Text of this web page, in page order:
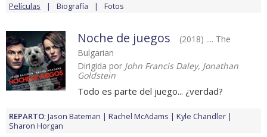
Películas Biografía Fotos
Noche de juegos
(2018) .... The
Bulgarian
Dirigida por John Francis Daley, Jonathan
Goldstein
Todo es parte del juego... ¿verdad?
REPARTO: Jason Bateman Rachel McAdams
Kyle Chandler
Sharon Horgan